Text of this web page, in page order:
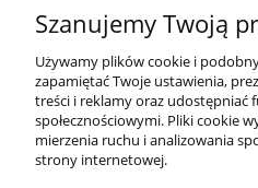
Meble przedszkolne
1
zawiera 23% VAT,
Szanujemy Twoją
Używamy plików cookie i
zapamiętać Twoje ustawienia,
treści i reklamy oraz udostępniać
społecznościowymi. Pliki cookie
mierzenia ruchu i analizowania
strony internetowej.